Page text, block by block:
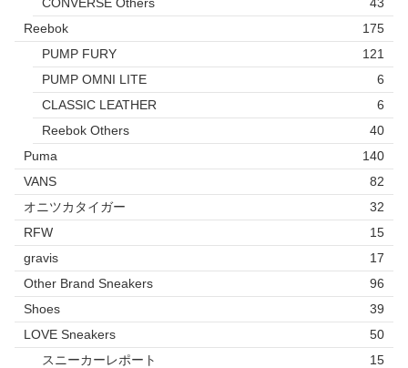
Reebok
175
PUMP FURY
121
PUMP OMNI LITE
6
CLASSIC LEATHER
6
Reebok Others
40
Puma
140
VANS
82
オニツカタイガー
32
RFW
15
gravis
17
Other Brand Sneakers
96
Shoes
39
LOVE Sneakers
50
スニーカーレポート
15